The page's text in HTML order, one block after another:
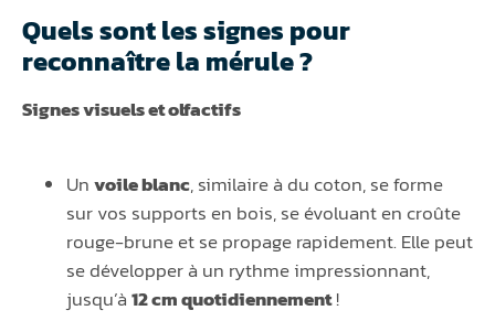
Quels sont les signes pour
reconnaître la mérule ?
Signes visuels et olfactifs
Unvoile blanc, similaire à du coton, se forme
sur vos supports en bois, se évoluant en croûte
rouge-brune et se propage rapidement. Elle peut
se développer à un rythme impressionnant,
jusqu’à12 cm quotidiennement!